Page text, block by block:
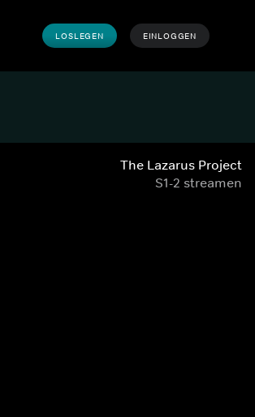
LOSLEGEN EINLOGGEN
The Lazarus Project
S1-2 streamen